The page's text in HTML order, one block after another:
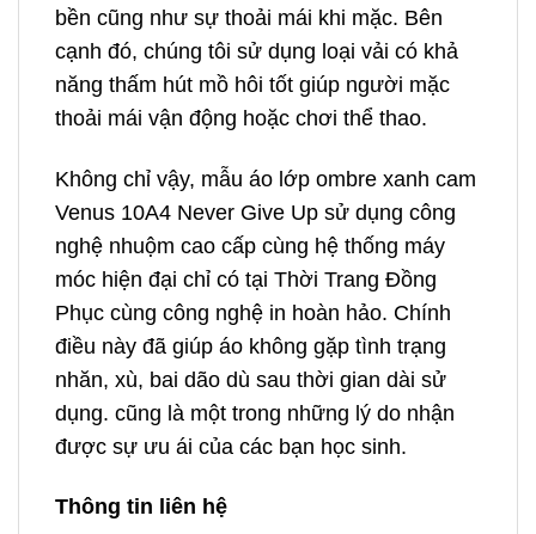
bền cũng như sự thoải mái khi mặc. Bên
cạnh đó, chúng tôi sử dụng loại vải có khả
năng thấm hút mồ hôi tốt giúp người mặc
thoải mái vận động hoặc chơi thể thao.
Không chỉ vậy, mẫu áo lớp ombre xanh cam
Venus 10A4 Never Give Up sử dụng công
nghệ nhuộm cao cấp cùng hệ thống máy
móc hiện đại chỉ có tại Thời Trang Đồng
Phục cùng công nghệ in hoàn hảo. Chính
điều này đã giúp áo không gặp tình trạng
nhăn, xù, bai dão dù sau thời gian dài sử
dụng. cũng là một trong những lý do nhận
được sự ưu ái của các bạn học sinh.
Thông tin liên hệ